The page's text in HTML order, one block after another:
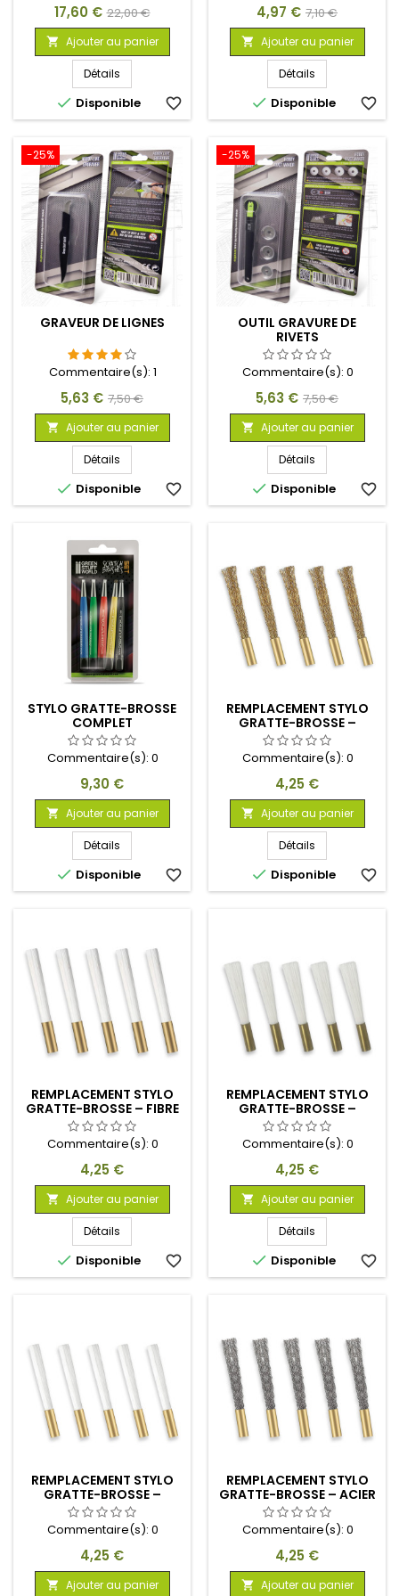
Prix
17,60 € Prix
de
base
22,00 €
 Ajouter au panier
Détails
 Disponible favorite_border
Prix
4,97 € Prix
de
base
7,10 €
 Ajouter au panier
Détails
 Disponible favorite_border
-25%
GRAVEUR DE LIGNES
Commentaire(s): 1
Prix
5,63 € Prix
de
base
7,50 €
 Ajouter au panier
Détails
 Disponible favorite_border
-25%
OUTIL GRAVURE DE
RIVETS
Commentaire(s): 0
Prix
5,63 € Prix
de
base
7,50 €
 Ajouter au panier
Détails
 Disponible favorite_border
STYLO GRATTE-BROSSE
COMPLET
Commentaire(s): 0
Prix
9,30 €
 Ajouter au panier
Détails
 Disponible favorite_border
REMPLACEMENT STYLO
GRATTE-BROSSE –
LAITON
Commentaire(s): 0
Prix
4,25 €
 Ajouter au panier
Détails
 Disponible favorite_border
REMPLACEMENT STYLO
GRATTE-BROSSE – FIBRE
DE VERRE
Commentaire(s): 0
Prix
4,25 €
 Ajouter au panier
Détails
 Disponible favorite_border
REMPLACEMENT STYLO
GRATTE-BROSSE –
NYLON DOUX
Commentaire(s): 0
Prix
4,25 €
 Ajouter au panier
Détails
 Disponible favorite_border
REMPLACEMENT STYLO
GRATTE-BROSSE –
NYLON DUR
Commentaire(s): 0
Prix
4,25 €
 Ajouter au panier
REMPLACEMENT STYLO
GRATTE-BROSSE – ACIER
INOXYDABLE
Commentaire(s): 0
Prix
4,25 €
 Ajouter au panier